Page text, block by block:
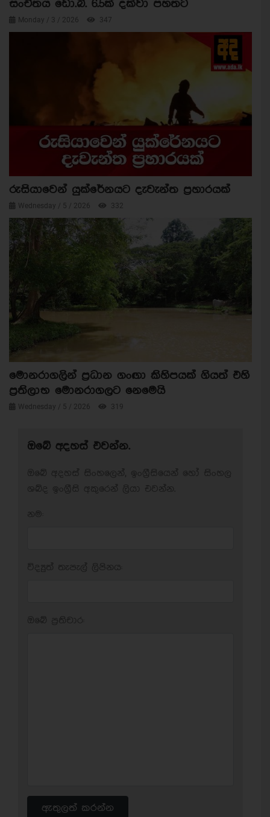
සංචිතය ඩො.බි. 6.5ක් දක්වා පහතට
Monday / 3 / 2026 347
රුසියාවෙන් යුක්රේනයට දැවැන්ත ප්‍රහාරයක්
Wednesday / 5 / 2026 332
මොනරාගලින් ප්‍රධාන ගංඟා කිහිපයක් ගියත් එහි
ප්‍රතිලාභ මොනරාගලට නෙමෙයි
Wednesday / 5 / 2026 319
ඔබේ අදහස් එවන්න.
ඇතුලත් කරන්න